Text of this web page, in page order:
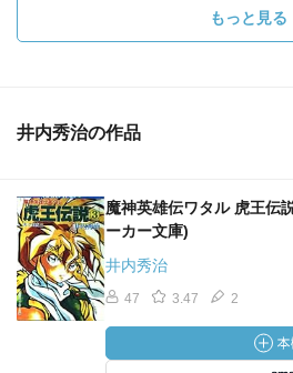
もっと見る
井内秀治の作品
魔神英雄伝ワタル 虎王伝
ーカー文庫)
井内秀治
47 3.47 2